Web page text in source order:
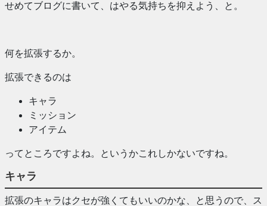
せめてブログに書いて、はやる気持ちを抑えよう、と。
何を拡張するか。
拡張できるのは
キャラ
ミッション
アイテム
ってところですよね。というかこれしかないですね。
キャラ
拡張のキャラはクセが強くてもいいのかな、と思うので、ス